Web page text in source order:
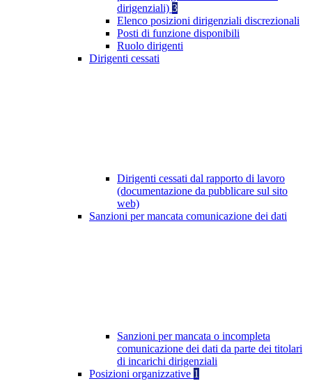
dirigenziali) 3
Elenco posizioni dirigenziali discrezionali
Posti di funzione disponibili
Ruolo dirigenti
Dirigenti cessati
Dirigenti cessati dal rapporto di lavoro
(documentazione da pubblicare sul sito
web)
Sanzioni per mancata comunicazione dei dati
Sanzioni per mancata o incompleta
comunicazione dei dati da parte dei titolari
di incarichi dirigenziali
Posizioni organizzative 1